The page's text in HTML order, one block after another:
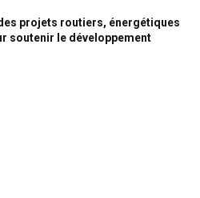
projets routiers, énergétiques
soutenir le développement